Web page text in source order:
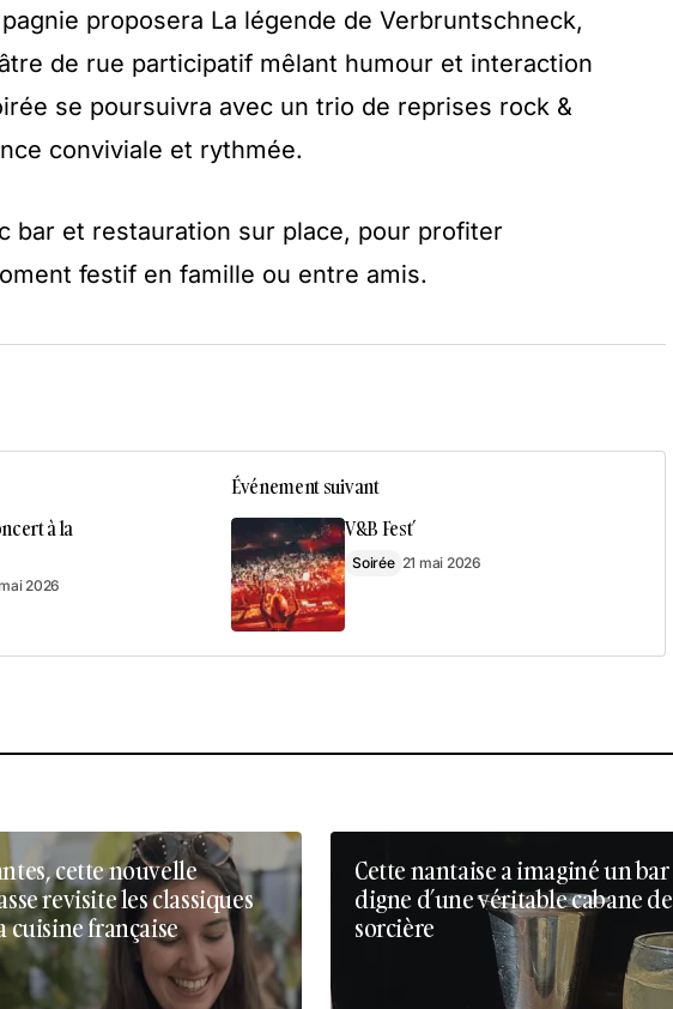
proposera La légende de Verbruntschneck,
de rue participatif mêlant humour et interaction
se poursuivra avec un trio de reprises rock &
conviviale et rythmée.
bar et restauration sur place, pour profiter
festif en famille ou entre amis.
à la
2026
Événement suivant
V&B Fest’
Soirée 21 mai 2026
cette nouvelle
revisite les classiques
cuisine française
Cette nantaise a imaginé un bar
digne d’une véritable cabane de
sorcière